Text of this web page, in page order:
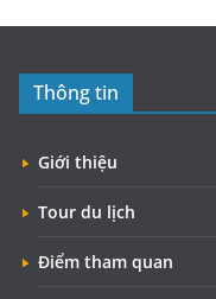
Thông tin
Giới thiệu
Tour du lịch
Điểm tham quan